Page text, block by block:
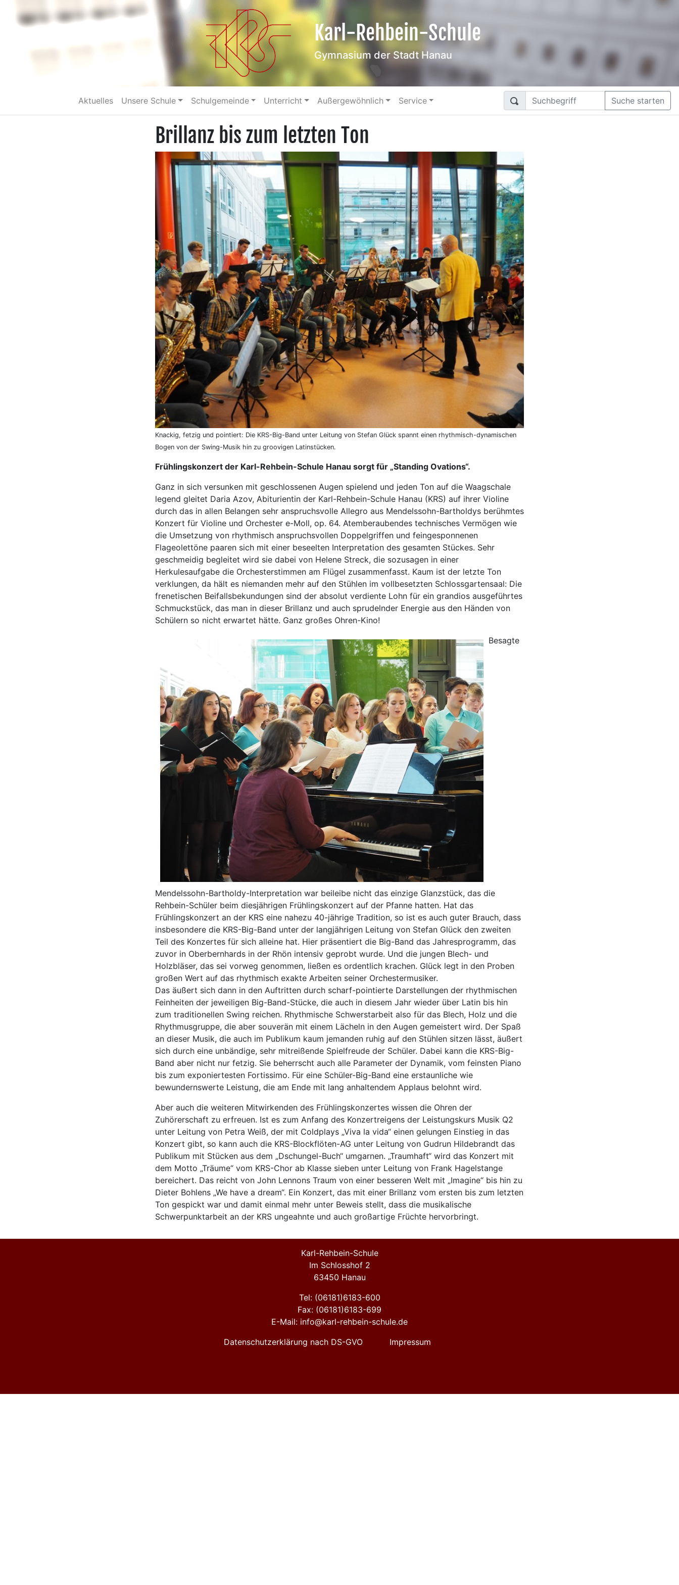
Karl-Rehbein-Schule
Gymnasium der Stadt Hanau
Aktuelles Unsere Schule Schulgemeinde Unterricht Außergewöhnlich Service Suche starten
Brillanz bis zum letzten Ton
Knackig, fetzig und pointiert: Die KRS-Big-Band unter Leitung von Stefan Glück spannt einen rhythmisch-dynamischen
Bogen von der Swing-Musik hin zu groovigen Latinstücken.
Frühlingskonzert der Karl-Rehbein-Schule Hanau sorgt für „Standing Ovations“.
Ganz in sich versunken mit geschlossenen Augen spielend und jeden Ton auf die Waagschale
legend gleitet Daria Azov, Abiturientin der Karl-Rehbein-Schule Hanau (KRS) auf ihrer Violine
durch das in allen Belangen sehr anspruchsvolle Allegro aus Mendelssohn-Bartholdys berühmtes
Konzert für Violine und Orchester e-Moll, op. 64. Atemberaubendes technisches Vermögen wie
die Umsetzung von rhythmisch anspruchsvollen Doppelgriffen und feingesponnenen
Flageolettöne paaren sich mit einer beseelten Interpretation des gesamten Stückes. Sehr
geschmeidig begleitet wird sie dabei von Helene Streck, die sozusagen in einer
Herkulesaufgabe die Orchesterstimmen am Flügel zusammenfasst. Kaum ist der letzte Ton
verklungen, da hält es niemanden mehr auf den Stühlen im vollbesetzten Schlossgartensaal: Die
frenetischen Beifallsbekundungen sind der absolut verdiente Lohn für ein grandios ausgeführtes
Schmuckstück, das man in dieser Brillanz und auch sprudelnder Energie aus den Händen von
Schülern so nicht erwartet hätte. Ganz großes Ohren-Kino!
Besagte
Mendelssohn-Bartholdy-Interpretation war beileibe nicht das einzige Glanzstück, das die
Rehbein-Schüler beim diesjährigen Frühlingskonzert auf der Pfanne hatten. Hat das
Frühlingskonzert an der KRS eine nahezu 40-jährige Tradition, so ist es auch guter Brauch, dass
insbesondere die KRS-Big-Band unter der langjährigen Leitung von Stefan Glück den zweiten
Teil des Konzertes für sich alleine hat. Hier präsentiert die Big-Band das Jahresprogramm, das
zuvor in Oberbernhards in der Rhön intensiv geprobt wurde. Und die jungen Blech- und
Holzbläser, das sei vorweg genommen, ließen es ordentlich krachen. Glück legt in den Proben
großen Wert auf das rhythmisch exakte Arbeiten seiner Orchestermusiker.
Das äußert sich dann in den Auftritten durch scharf-pointierte Darstellungen der rhythmischen
Feinheiten der jeweiligen Big-Band-Stücke, die auch in diesem Jahr wieder über Latin bis hin
zum traditionellen Swing reichen. Rhythmische Schwerstarbeit also für das Blech, Holz und die
Rhythmusgruppe, die aber souverän mit einem Lächeln in den Augen gemeistert wird. Der Spaß
an dieser Musik, die auch im Publikum kaum jemanden ruhig auf den Stühlen sitzen lässt, äußert
sich durch eine unbändige, sehr mitreißende Spielfreude der Schüler. Dabei kann die KRS-Big-
Band aber nicht nur fetzig. Sie beherrscht auch alle Parameter der Dynamik, vom feinsten Piano
bis zum exponiertesten Fortissimo. Für eine Schüler-Big-Band eine erstaunliche wie
bewundernswerte Leistung, die am Ende mit lang anhaltendem Applaus belohnt wird.
Aber auch die weiteren Mitwirkenden des Frühlingskonzertes wissen die Ohren der
Zuhörerschaft zu erfreuen. Ist es zum Anfang des Konzertreigens der Leistungskurs Musik Q2
unter Leitung von Petra Weiß, der mit Coldplays „Viva la vida“ einen gelungen Einstieg in das
Konzert gibt, so kann auch die KRS-Blockflöten-AG unter Leitung von Gudrun Hildebrandt das
Publikum mit Stücken aus dem „Dschungel-Buch“ umgarnen. „Traumhaft“ wird das Konzert mit
dem Motto „Träume“ vom KRS-Chor ab Klasse sieben unter Leitung von Frank Hagelstange
bereichert. Das reicht von John Lennons Traum von einer besseren Welt mit „Imagine“ bis hin zu
Dieter Bohlens „We have a dream“. Ein Konzert, das mit einer Brillanz vom ersten bis zum letzten
Ton gespickt war und damit einmal mehr unter Beweis stellt, dass die musikalische
Schwerpunktarbeit an der KRS ungeahnte und auch großartige Früchte hervorbringt.
Karl-Rehbein-Schule
Im Schlosshof 2
63450 Hanau
Tel: (06181)6183-600
Fax: (06181)6183-699
E-Mail: info@karl-rehbein-schule.de
Datenschutzerklärung nach DS-GVO
Impressum